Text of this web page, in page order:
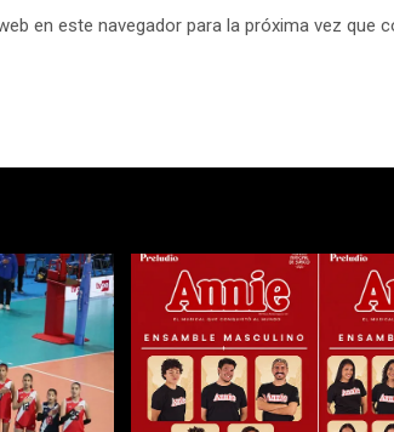
en este navegador para la próxima vez que